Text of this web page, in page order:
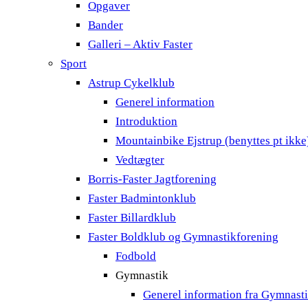
Opgaver
Bander
Galleri – Aktiv Faster
Sport
Astrup Cykelklub
Generel information
Introduktion
Mountainbike Ejstrup (benyttes pt
Vedtægter
Borris-Faster Jagtforening
Faster Badmintonklub
Faster Billardklub
Faster Boldklub og Gymnastikforening
Fodbold
Gymnastik
Generel information fra